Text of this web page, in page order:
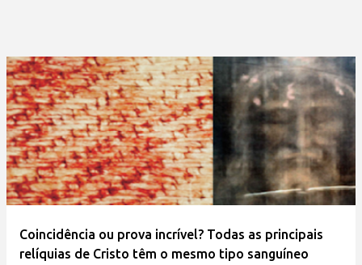
Coincidência ou prova incrível? Todas as principais
relíquias de Cristo têm o mesmo tipo sanguíneo